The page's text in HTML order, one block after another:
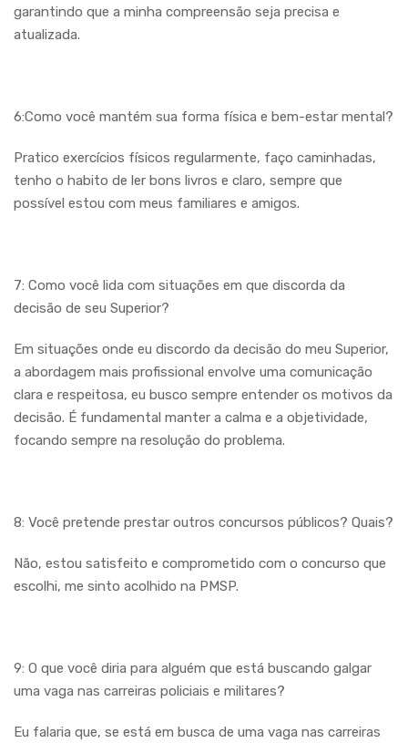
garantindo que a minha compreensão seja precisa e
atualizada.
6:Como você mantém sua forma física e bem-estar mental?
Pratico exercícios físicos regularmente, faço caminhadas,
tenho o habito de ler bons livros e claro, sempre que
possível estou com meus familiares e amigos.
7: Como você lida com situações em que discorda da
decisão de seu Superior?
Em situações onde eu discordo da decisão do meu Superior,
a abordagem mais profissional envolve uma comunicação
clara e respeitosa, eu busco sempre entender os motivos da
decisão. É fundamental manter a calma e a objetividade,
focando sempre na resolução do problema.
8: Você pretende prestar outros concursos públicos? Quais?
Não, estou satisfeito e comprometido com o concurso que
escolhi, me sinto acolhido na PMSP.
9: O que você diria para alguém que está buscando galgar
uma vaga nas carreiras policiais e militares?
Eu falaria que, se está em busca de uma vaga nas carreiras